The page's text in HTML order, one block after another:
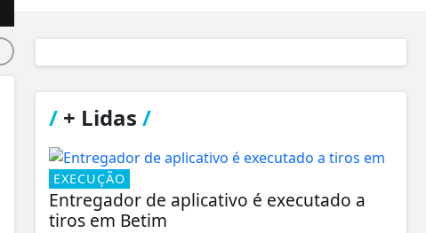
/+ Lidas /
EXECUÇÃO
Entregador de aplicativo é executado a
tiros em Betim